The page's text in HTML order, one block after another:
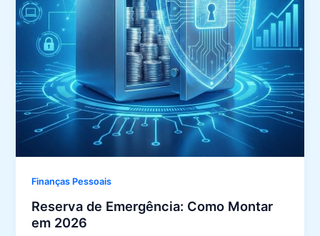
Finanças Pessoais
Reserva de Emergência: Como Montar
em 2026